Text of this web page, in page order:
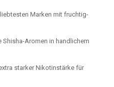
Marken mit fruchtig-
Shisha-Aromen in handlichem
starker Nikotinstärke für